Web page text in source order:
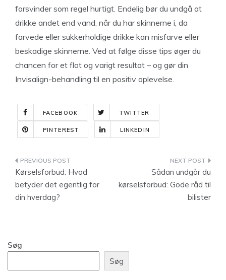
forsvinder som regel hurtigt. Endelig bør du undgå at
drikke andet end vand, når du har skinnerne i, da
farvede eller sukkerholdige drikke kan misfarve eller
beskadige skinnerne. Ved at følge disse tips øger du
chancen for et flot og varigt resultat – og gør din
Invisalign-behandling til en positiv oplevelse.
FACEBOOK TWITTER
PINTEREST LINKEDIN
Indlægsnavigation
Kørselsforbud: Hvad
betyder det egentlig for
din hverdag?
Sådan undgår du
kørselsforbud: Gode råd til
bilister
Søg
Søg